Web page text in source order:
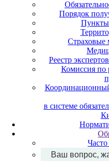
Порядок
Страховые
Реестр
Комиссия по
в системе
Ваш вопрос,